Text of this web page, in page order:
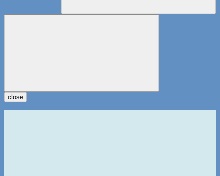
close